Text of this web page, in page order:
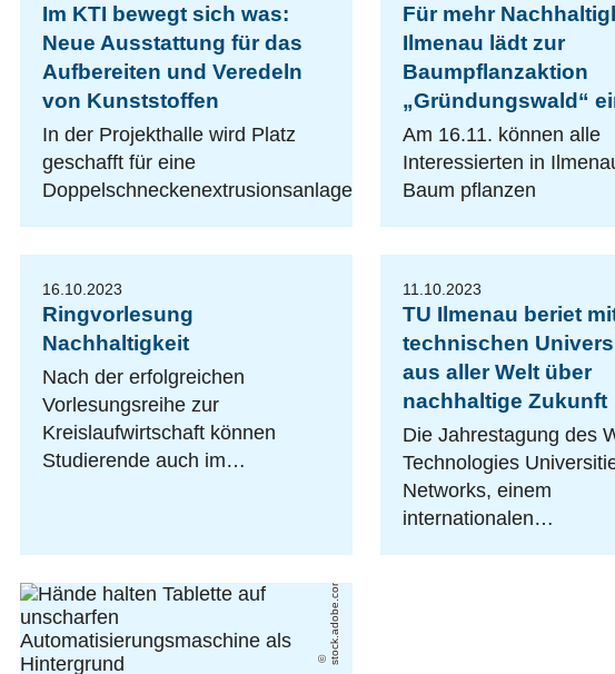
Im KTI bewegt sich was:
Neue Ausstattung für das
Aufbereiten und Veredeln
von Kunststoffen
In der Projekthalle wird Platz
geschafft für eine
Doppelschneckenextrusionsanlage
Für mehr
Ilmenau lädt zur
Baumpflanzaktion
„Gründungswald“
Am 16.11. können alle
Interessierten in
Baum pflanzen
16.10.2023
Ringvorlesung
Nachhaltigkeit
Nach der erfolgreichen
Vorlesungsreihe zur
Kreislaufwirtschaft können
Studierende auch im…
11.10.2023
TU Ilmenau beriet
technischen
aus aller Welt über
nachhaltige Zukunft
Die Jahrestagung des
Technologies
Networks, einem
internationalen…
stock.adobe.com/panuwat